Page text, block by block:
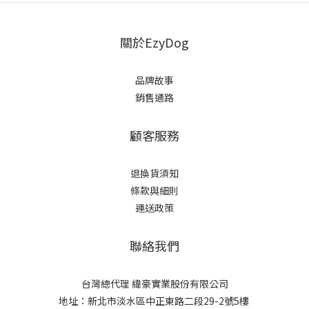
關於EzyDog
品牌故事
銷售通路
顧客服務
退換貨須知
條款與細則
運送政策
聯絡我們
台灣總代理 緯豪實業股份有限公司
地址：新北市淡水區中正東路二段29-2號5樓